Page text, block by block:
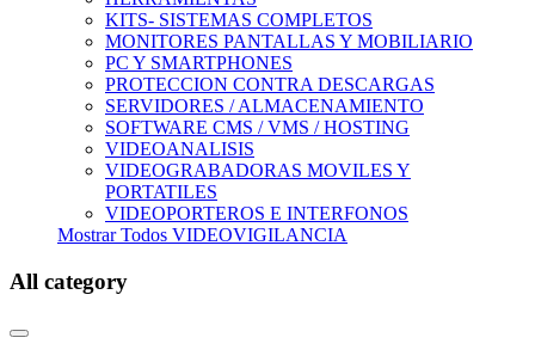
KITS- SISTEMAS COMPLETOS
MONITORES PANTALLAS Y MOBILIARIO
PC Y SMARTPHONES
PROTECCION CONTRA DESCARGAS
SERVIDORES / ALMACENAMIENTO
SOFTWARE CMS / VMS / HOSTING
VIDEOANALISIS
VIDEOGRABADORAS MOVILES Y
PORTATILES
VIDEOPORTEROS E INTERFONOS
Mostrar Todos VIDEOVIGILANCIA
All category